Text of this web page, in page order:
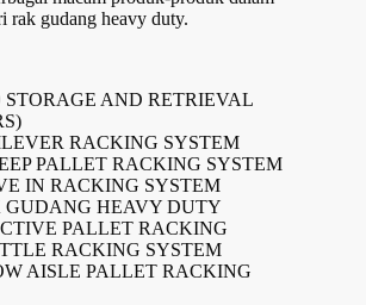
rak gudang heavy duty.
AND RETRIEVAL
RACKING SYSTEM
PALLET RACKING SYSTEM
IN RACKING SYSTEM
GUDANG HEAVY DUTY
PALLET RACKING
RACKING SYSTEM
AISLE PALLET RACKING